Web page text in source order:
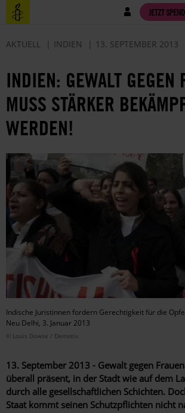
Direkt
zum
Benutzermenü JETZT
AKTUELL INDIEN 13. SEPTEMBER 2013
INDIEN: GEWALT GEGEN
MUSS STÄRKER
WERDEN!
Indische Juristinnen fordern Gerechtigkeit für die
Neu Delhi, 3. Januar 2013
© Louis Dowse / Demotix
13. September 2013 - Gewalt gegen
überall präsent, in der Stadt wie auf dem
durch alle gesellschaftlichen Schichten.
Staat kommt seinen Schutzpflichten nicht